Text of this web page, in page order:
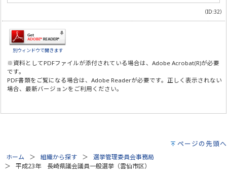
（ID:32）
別ウィンドウで開きます
※資料としてPDFファイルが添付されている場合は、Adobe Acrobat(R)が必要
です。
PDF書類をご覧になる場合は、Adobe Readerが必要です。正しく表示されない
場合、最新バージョンをご利用ください。
ページの先頭へ
ホーム 組織から探す
選挙管理委員会事務局
平成23年 長崎県議会議員一般選挙（雲仙市区）